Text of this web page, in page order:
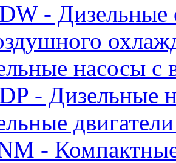
- Дизельные
насосы
- Дизельные
-